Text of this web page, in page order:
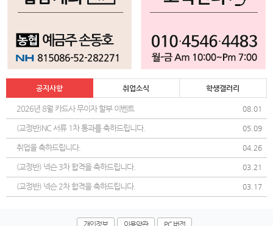
공지사항 취업소식 학생갤러리
2026년 8월 카드사 무이자 할부 이벤트 08.01
(교정반)NC 서류 1차 통과를 축하드립니다. 05.09
취업을 축하드립니다. 04.26
(교정반) 넥슨 3차 합격을 축하드립니다. 03.21
(교정반) 넥슨 2차 합격을 축하드립니다. 03.17
개인정보 이용약관 PC 버전